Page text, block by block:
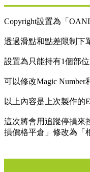
Copyright設置為「
透過滑點和點差限制下
設置為只能持有1個部位
可以修改Magic Number
以上內容是上次製作的
這次將會用追蹤停損來
損價格平倉」修改為「